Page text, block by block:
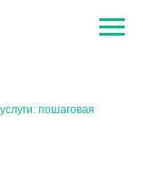
пошаговая